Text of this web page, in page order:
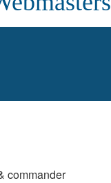
commander